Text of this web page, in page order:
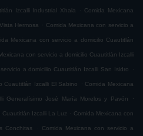
Izcalli Industrial Xhala . Comida Mexicana
Hermosa . Comida Mexicana con servicio a
Mexicana con servicio a domicilio Cuautitlán
con servicio a domicilio Cuautitlán Izcalli
a domicilio Cuautitlán Izcalli San Isidro .
Cuautitlán Izcalli El Sabino . Comida Mexicana
Generalísimo José María Morelos y Pavón .
Cuautitlán Izcalli La Luz . Comida Mexicana con
Conchitas . Comida Mexicana con servicio a